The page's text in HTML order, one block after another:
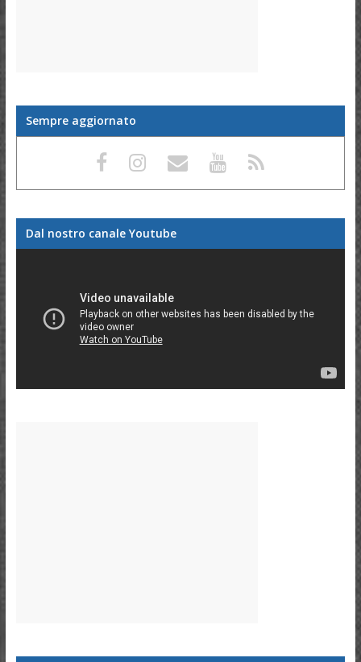
Sempre aggiornato
Dal nostro canale Youtube